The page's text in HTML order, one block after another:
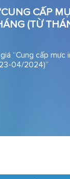
CẤP
(TỪ
“Cung cấp mực
04/2024)”